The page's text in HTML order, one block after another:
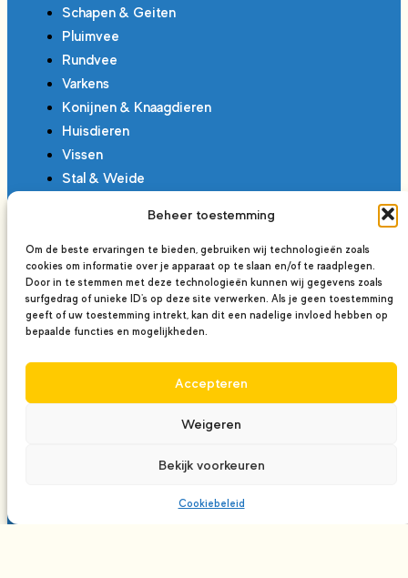
Beheer toestemming
Om de beste ervaringen te bieden, gebruiken wij technologieën zoals
cookies om informatie over je apparaat op te slaan en/of te raadplegen.
Door in te stemmen met deze technologieën kunnen wij gegevens zoals
surfgedrag of unieke ID's op deze site verwerken. Als je geen toestemming
geeft of uw toestemming intrekt, kan dit een nadelige invloed hebben op
bepaalde functies en mogelijkheden.
Accepteren
Weigeren
Bekijk voorkeuren
Cookiebeleid
Schapen & Geiten
Pluimvee
Rundvee
Varkens
Konijnen & Knaagdieren
Huisdieren
Vissen
Stal & Weide